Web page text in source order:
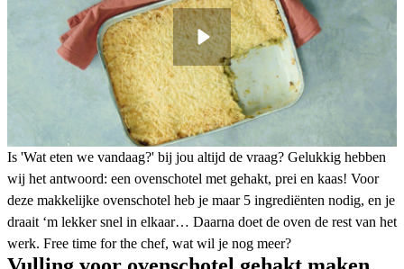
Is 'Wat eten we vandaag?' bij jou altijd de vraag? Gelukkig hebben
wij het antwoord: een ovenschotel met gehakt, prei en kaas! Voor
deze makkelijke ovenschotel heb je maar 5 ingrediënten nodig, en je
draait ‘m lekker snel in elkaar… Daarna doet de oven de rest van het
werk. Free time for the chef, wat wil je nog meer?